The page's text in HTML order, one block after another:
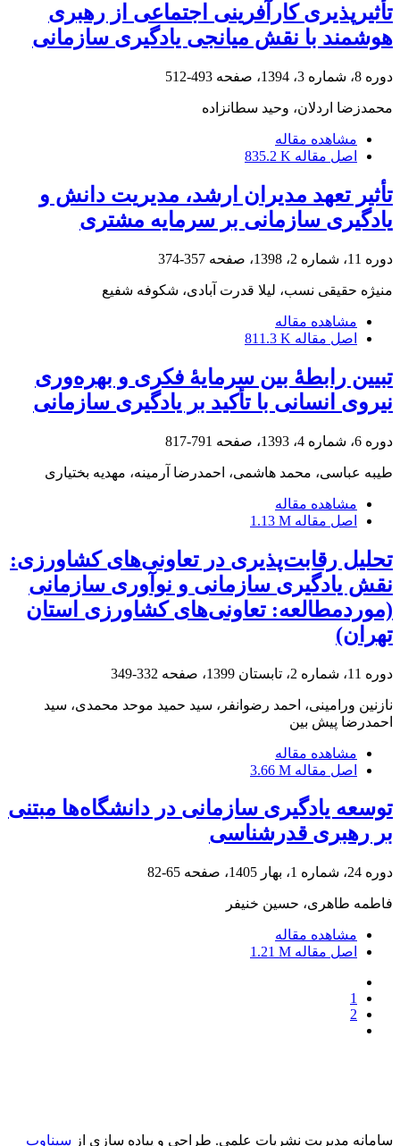
تأثیرپذیری کارآفرینی اجتماعی از رهبری
هوشمند با نقش میانجی یادگیری سازمانی
دوره 8، شماره 3، 1394، صفحه 493-512
محمدزضا اردلان، وحید سطانزاده
مشاهده مقاله
اصل مقاله 835.2 K
تأثیر تعهد مدیران ارشد، مدیریت دانش و
یادگیری سازمانی بر سرمایه مشتری
دوره 11، شماره 2، 1398، صفحه 357-374
منیژه حقیقی نسب، لیلا قدرت آبادی، شکوفه شفیع
مشاهده مقاله
اصل مقاله 811.3 K
تبیین رابطۀ بین سرمایۀ فکری و بهره‌وری
نیروی انسانی با تأکید بر یادگیری سازمانی
دوره 6، شماره 4، 1393، صفحه 791-817
طیبه عباسی، محمد هاشمی، احمدرضا آرمینه، مهدیه بختیاری
مشاهده مقاله
اصل مقاله 1.13 M
تحلیل رقابت‌پذیری در تعاونی‌های کشاورزی:
نقش یادگیری سازمانی و نوآوری سازمانی
(موردمطالعه: تعاونی‌های کشاورزی استان
تهران)
دوره 11، شماره 2، تابستان 1399، صفحه 332-349
نازنین ورامینی، احمد رضوانفر، سید حمید موحد محمدی، سید
احمدرضا پیش بین
مشاهده مقاله
اصل مقاله 3.66 M
توسعه یادگیری سازمانی در دانشگاه‌ها مبتنی
بر رهبری قدرشناسی
دوره 24، شماره 1، بهار 1405، صفحه 65-82
فاطمه طاهری، حسین خنیفر
مشاهده مقاله
اصل مقاله 1.21 M
1
2
سامانه مدیریت نشریات علمی. طراحی و پیاده سازی از سیناوب